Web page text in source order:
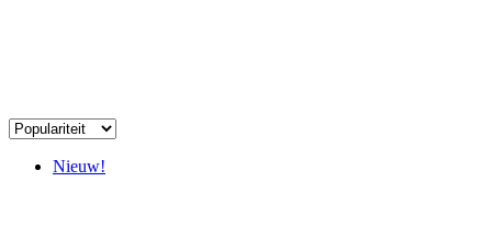
Nieuw!